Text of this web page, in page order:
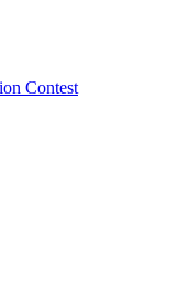
Contest